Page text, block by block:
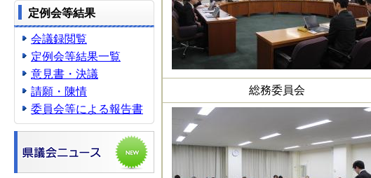
定例会等結果
会議録閲覧
定例会等結果一覧
意見書・決議
請願・陳情
委員会等による報告書
総務委員会